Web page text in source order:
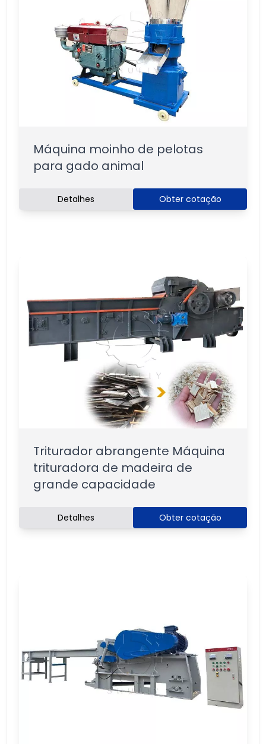
Máquina moinho de pelotas
para gado animal
Detalhes Obter cotação
Triturador abrangente Máquina
trituradora de madeira de
grande capacidade
Detalhes Obter cotação